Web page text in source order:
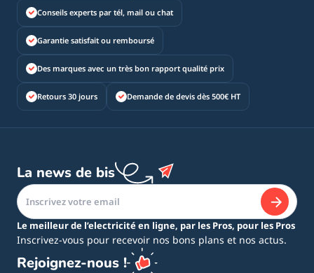
Conseils experts par tél, mail ou chat
Garantie satisfait ou remboursé
Des marques avec un très bon rapport qualité prix
Retours 30 jours Demande de devis dès 500€ HT
La news de bis
Le meilleur de l’electricité en ligne, par les Pros, pour les Pros
Inscrivez-vous pour recevoir nos bons plans et nos actus.
Rejoignez-nous !